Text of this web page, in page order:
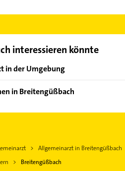
interessieren könnte
in der Umgebung
in Breitengüßbach
Allgemeinarzt in Breitengüßbach
Breitengüßbach